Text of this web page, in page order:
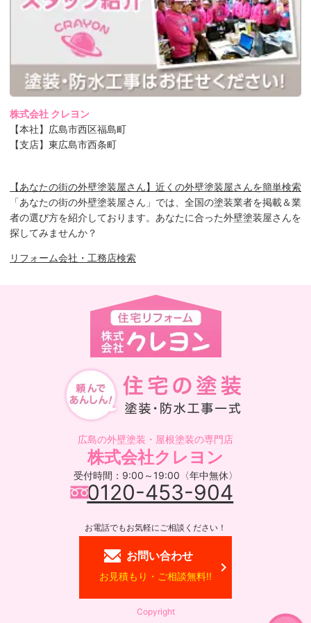
株式会社 クレヨン
【本社】広島市西区福島町
【支店】東広島市西条町
【あなたの街の外壁塗装屋さん】近くの外壁塗装屋さんを簡単検索
「あなたの街の外壁塗装屋さん」では、全国の塗装業者を掲載＆業
者の選び方を紹介しております。あなたに合った外壁塗装屋さんを
探してみませんか？
リフォーム会社・工務店検索
広島の外壁塗装・屋根塗装の専門店
株式会社クレヨン
受付時間：9:00～19:00〈年中無休〉
0120-453-904
お電話でもお気軽にご相談ください！
お問い合わせ
お見積もり・ご相談無料!!
Copyright